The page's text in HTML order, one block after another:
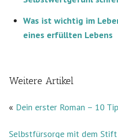
Was ist wichtig im
eines erfüllten Lebens
Weitere Artikel
« Dein erster Roman – 10
Selbstfürsorge mit dem Stift